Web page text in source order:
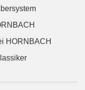
HORNBACH